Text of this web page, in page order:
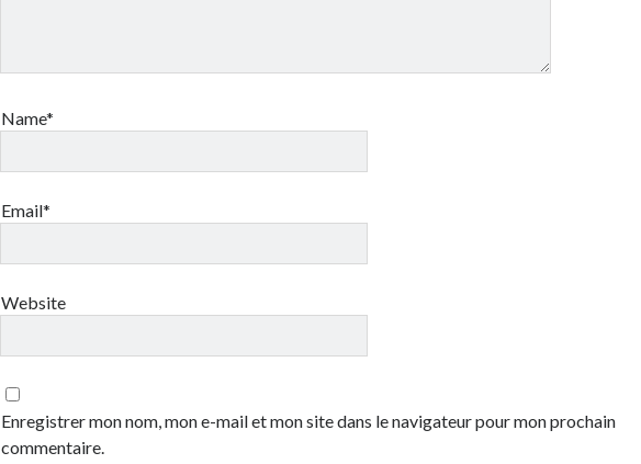
Name*
Email*
Website
Enregistrer mon nom, mon e-mail et mon site dans le navigateur pour mon prochain
commentaire.